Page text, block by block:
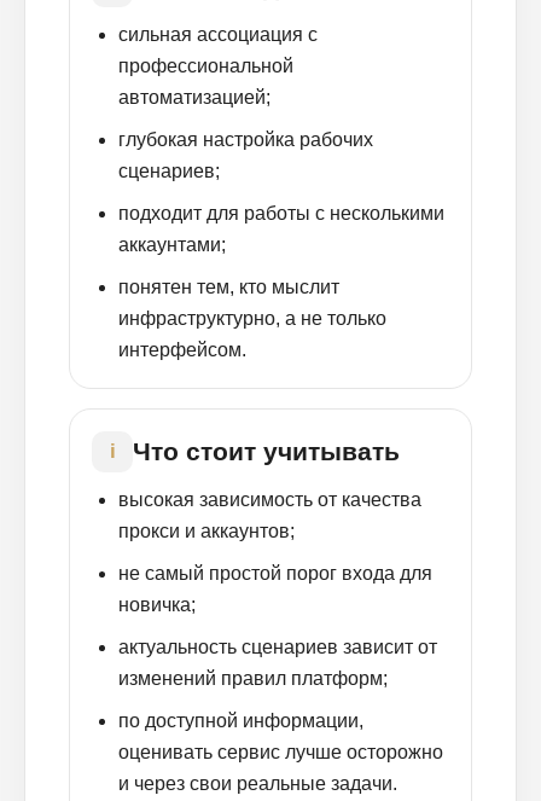
сильная ассоциация с
профессиональной
автоматизацией;
глубокая настройка рабочих
сценариев;
подходит для работы с несколькими
аккаунтами;
понятен тем, кто мыслит
инфраструктурно, а не только
интерфейсом.
i Что стоит учитывать
высокая зависимость от качества
прокси и аккаунтов;
не самый простой порог входа для
новичка;
актуальность сценариев зависит от
изменений правил платформ;
по доступной информации,
оценивать сервис лучше осторожно
и через свои реальные задачи.